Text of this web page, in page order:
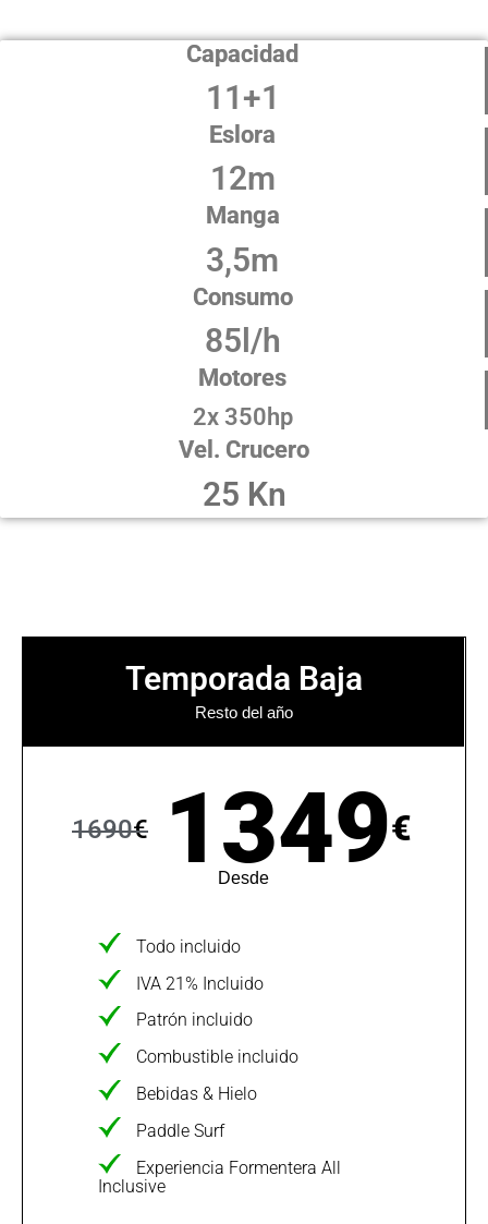
Capacidad
11+1
Eslora
12m
Manga
3,5m
Consumo
85l/h
Motores
2x 350hp
Vel. Crucero
25 Kn
Temporada Baja
Resto del año
1690€ 1349€
Desde
Todo incluido
IVA 21% Incluido
Patrón incluido
Combustible incluido
Bebidas & Hielo
Paddle Surf
Experiencia Formentera All
Inclusive